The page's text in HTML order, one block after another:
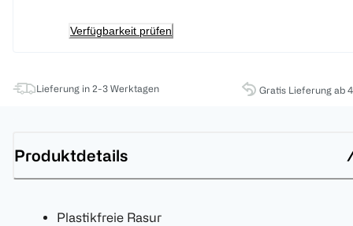
Verfügbarkeit prüfen
Lieferung in 2-3 Werktagen Gratis Lieferung ab
Produktdetails
Plastikfreie Rasur